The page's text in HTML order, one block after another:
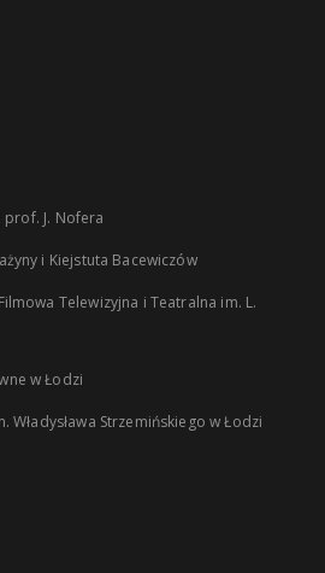
prof. J. Nofera
i Kiejstuta Bacewiczów
Telewizyjna i Teatralna im. L.
w Łodzi
Władysława Strzemińskiego w Łodzi